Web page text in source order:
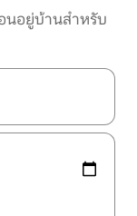
นอยู่บ้านสำหรับ
รวจผลการค้นหา